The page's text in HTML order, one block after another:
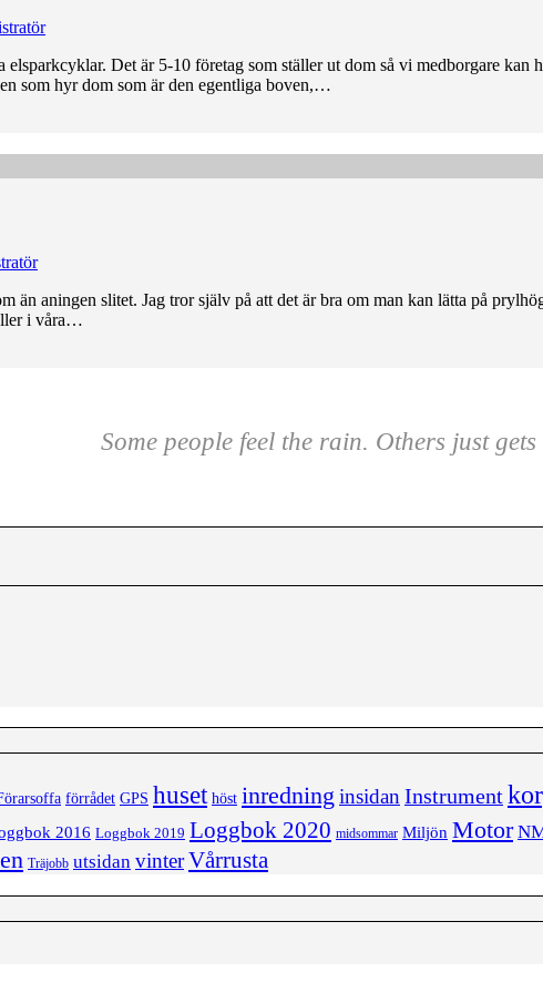
Det är 5-10 företag som ställer ut dom så vi medborgare
som hyr dom som är den egentliga boven,…
än aningen slitet. Jag tror själv på att det är bra om man kan lätta på
i våra…
Some people feel the rain. Others just gets
förrådet GPS huset höst inredning insidan Instrument
2016 Loggbok 2019 Loggbok 2020 midsommar Miljön Motor
Träjobb utsidan vinterVårrusta